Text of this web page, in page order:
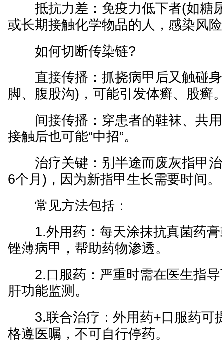
抵抗力差：免疫力低下者(如糖
或长期接触化学物品的人，感染风
如何切断传染链?
直接传播：抓挠病甲后又触碰身
脚、腹股沟)，可能引发体癣、股癣
间接传播：穿患者的鞋袜、共用
接触后也可能“中招”。
治疗关键：别半途而废灰指甲治
6个月)，因为新指甲生长需要时间。
常见方法包括：
1.外用药：每天涂抹抗真菌药膏
锉薄病甲，帮助药物渗透。
2.口服药：严重时需在医生指导
肝功能监测。
3.联合治疗：外用药+口服药可
格遵医嘱，不可自行停药。